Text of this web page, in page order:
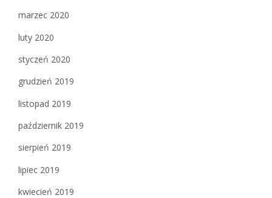
marzec 2020
luty 2020
styczeń 2020
grudzień 2019
listopad 2019
październik 2019
sierpień 2019
lipiec 2019
kwiecień 2019